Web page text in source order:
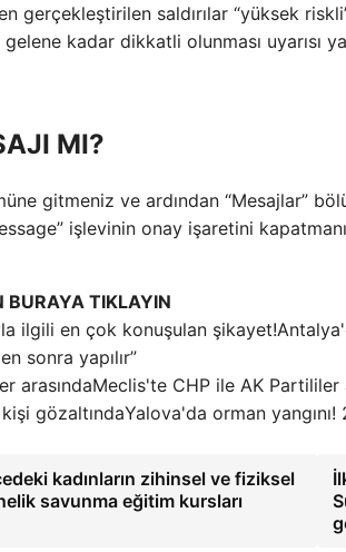
gerçekleştirilen saldırılar “yüksek
kadar dikkatli olunması uyarısı
MI?
gitmeniz ve ardından “Mesajlar”
işlevinin onay işaretini
BURAYA TIKLAYIN
sonra yapılır”
Meclis'te CHP ile AK Partililer
Yalova'da orman
kadınların zihinsel ve fiziksel
savunma eğitim kursları